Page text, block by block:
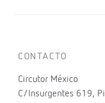
CONTACTO
Circutor México
C/Insurgentes 619,